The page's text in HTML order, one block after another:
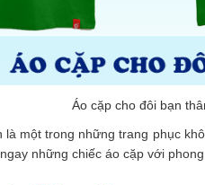
Áo cặp cho đôi bạn
một trong những trang phục
những chiếc áo cặp với